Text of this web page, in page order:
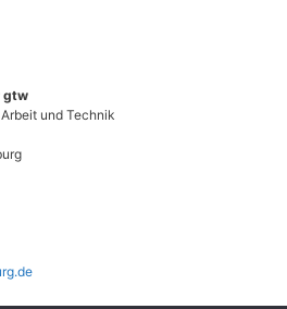
gtw
und Technik